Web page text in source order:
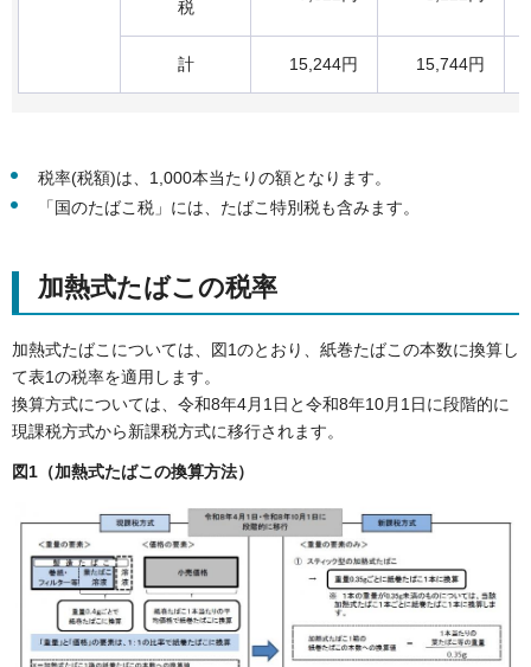
税
計 15,244円 15,744円
税率(税額)は、1,000本当たりの額となります。
「国のたばこ税」には、たばこ特別税も含みます。
加熱式たばこの税率
加熱式たばこについては、図1のとおり、紙巻たばこの本数に換算し
て表1の税率を適用します。
換算方式については、令和8年4月1日と令和8年10月1日に段階的に
現課税方式から新課税方式に移行されます。
図1（加熱式たばこの換算方法）